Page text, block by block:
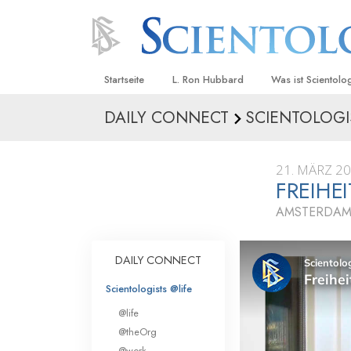
Startseite L. Ron Hubbard Was ist
Anschauungen
Was
sagen
Innerhalb einer
Die
Eine Einführung
DAILY CONNECT
21. MÄRZ
DAILY CONNECT
Scientologists @life
@life
@theOrg